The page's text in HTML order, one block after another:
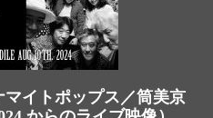
マイトポップス／筒美京